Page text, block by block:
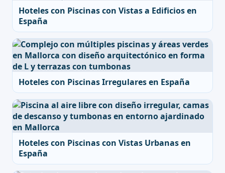
Hoteles con Piscinas con Vistas a Edificios en
España
Hoteles con Piscinas Irregulares en España
Hoteles con Piscinas con Vistas Urbanas en
España